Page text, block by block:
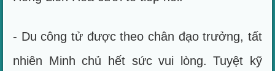
- Du công tử được theo chân đạo trưởng, tất
nhiên Minh chủ hết sức vui lòng. Tuyệt kỹ